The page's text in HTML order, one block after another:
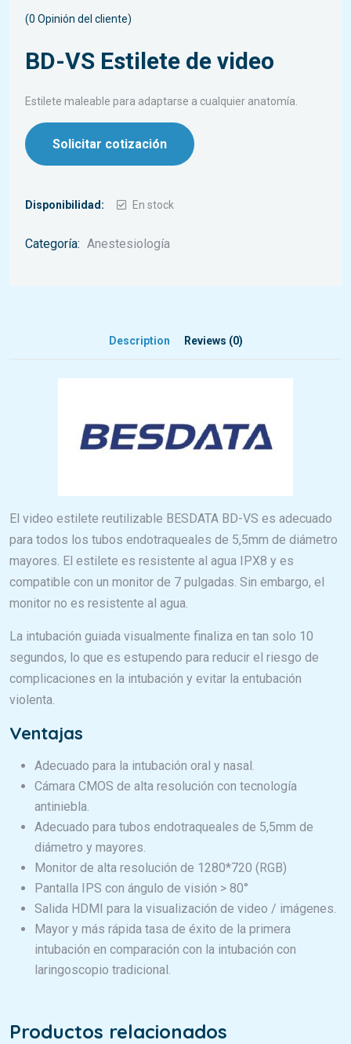
(0 Opinión del cliente)
BD-VS Estilete de video
Estilete maleable para adaptarse a cualquier anatomía.
Solicitar cotización
Disponibilidad: En stock
Categoría: Anestesiología
Description Reviews (0)
El video estilete reutilizable BESDATA BD-VS es adecuado
para todos los tubos endotraqueales de 5,5mm de diámetro
mayores. El estilete es resistente al agua IPX8 y es
compatible con un monitor de 7 pulgadas. Sin embargo, el
monitor no es resistente al agua.
La intubación guiada visualmente finaliza en tan solo 10
segundos, lo que es estupendo para reducir el riesgo de
complicaciones en la intubación y evitar la entubación
violenta.
Ventajas
Adecuado para la intubación oral y nasal.
Cámara CMOS de alta resolución con tecnología
antiniebla.
Adecuado para tubos endotraqueales de 5,5mm de
diámetro y mayores.
Monitor de alta resolución de 1280*720 (RGB)
Pantalla IPS con ángulo de visión > 80°
Salida HDMI para la visualización de video / imágenes.
Mayor y más rápida tasa de éxito de la primera
intubación en comparación con la intubación con
laringoscopio tradicional.
Productos relacionados